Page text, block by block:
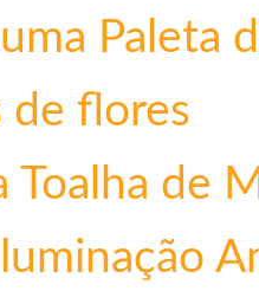
Paleta
de flores
Toalha de